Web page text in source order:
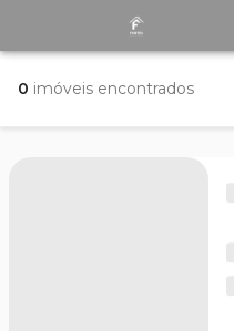
0 imóveis encontrados